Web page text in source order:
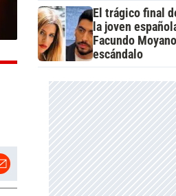
El trágico final
la joven
Facundo
escándalo